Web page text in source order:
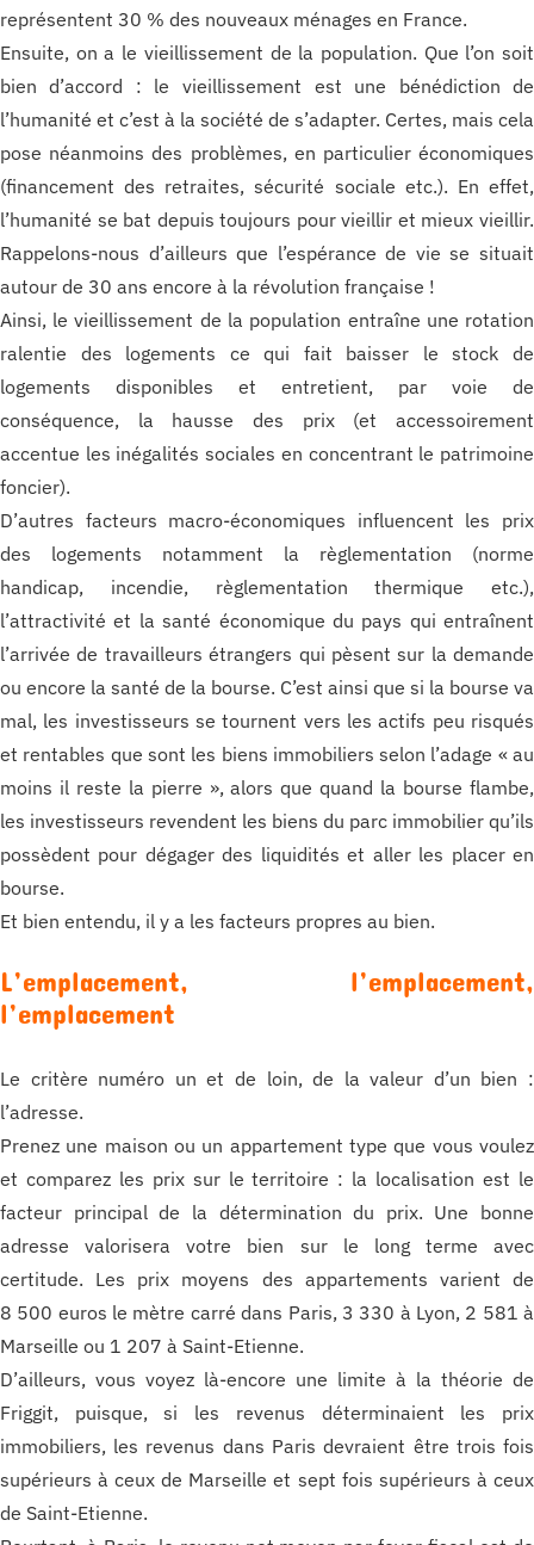
représentent 30 % des nouveaux ménages en France.
Ensuite, on a le vieillissement de la population. Que l’on soit
bien d’accord : le vieillissement est une bénédiction de
l’humanité et c’est à la société de s’adapter. Certes, mais cela
pose néanmoins des problèmes, en particulier économiques
(financement des retraites, sécurité sociale etc.). En effet,
l’humanité se bat depuis toujours pour vieillir et mieux vieillir.
Rappelons-nous d’ailleurs que l’espérance de vie se situait
autour de 30 ans encore à la révolution française !
Ainsi, le vieillissement de la population entraîne une rotation
ralentie des logements ce qui fait baisser le stock de
logements disponibles et entretient, par voie de
conséquence, la hausse des prix (et accessoirement
accentue les inégalités sociales en concentrant le patrimoine
foncier).
D’autres facteurs macro-économiques influencent les prix
des logements notamment la règlementation (norme
handicap, incendie, règlementation thermique etc.),
l’attractivité et la santé économique du pays qui entraînent
l’arrivée de travailleurs étrangers qui pèsent sur la demande
ou encore la santé de la bourse. C’est ainsi que si la bourse va
mal, les investisseurs se tournent vers les actifs peu risqués
et rentables que sont les biens immobiliers selon l’adage « au
moins il reste la pierre », alors que quand la bourse flambe,
les investisseurs revendent les biens du parc immobilier qu’ils
possèdent pour dégager des liquidités et aller les placer en
bourse.
Et bien entendu, il y a les facteurs propres au bien.
L’emplacement, l’emplacement,
l’emplacement
Le critère numéro un et de loin, de la valeur d’un bien :
l’adresse.
Prenez une maison ou un appartement type que vous voulez
et comparez les prix sur le territoire : la localisation est le
facteur principal de la détermination du prix. Une bonne
adresse valorisera votre bien sur le long terme avec
certitude. Les prix moyens des appartements varient de
8 500 euros le mètre carré dans Paris, 3 330 à Lyon, 2 581 à
Marseille ou 1 207 à Saint-Etienne.
D’ailleurs, vous voyez là-encore une limite à la théorie de
Friggit, puisque, si les revenus déterminaient les prix
immobiliers, les revenus dans Paris devraient être trois fois
supérieurs à ceux de Marseille et sept fois supérieurs à ceux
de Saint-Etienne.